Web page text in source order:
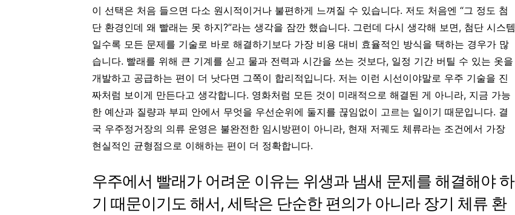
이 선택은 처음 들으면 다소 원시적이거나 불편하게 느껴질 수 있습니다. 저도 처음엔 “그 정도 첨
단 환경인데 왜 빨래는 못 하지?”라는 생각을 잠깐 했습니다. 그런데 다시 생각해 보면, 첨단 시스템
일수록 모든 문제를 기술로 바로 해결하기보다 가장 비용 대비 효율적인 방식을 택하는 경우가 많
습니다. 빨래를 위해 큰 기계를 싣고 물과 전력과 시간을 쓰는 것보다, 일정 기간 버틸 수 있는 옷을
개발하고 공급하는 편이 더 낫다면 그쪽이 합리적입니다. 저는 이런 시선이야말로 우주 기술을 진
짜처럼 보이게 만든다고 생각합니다. 영화처럼 모든 것이 미래적으로 해결된 게 아니라, 지금 가능
한 예산과 질량과 부피 안에서 무엇을 우선순위에 둘지를 끊임없이 고르는 일이기 때문입니다. 결
국 우주정거장의 의류 운영은 불완전한 임시방편이 아니라, 현재 저궤도 체류라는 조건에서 가장
현실적인 균형점으로 이해하는 편이 더 정확합니다.
우주에서 빨래가 어려운 이유는 위생과 냄새 문제를 해결해야 하
기 때문이기도 해서, 세탁은 단순한 편의가 아니라 장기 체류 환